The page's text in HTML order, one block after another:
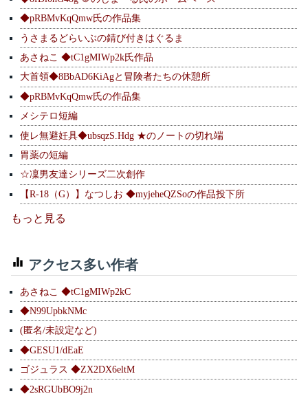
◆pRBMvKqQmw氏の作品集
うさまるどらいぶの錆び付きはぐるま
あさねこ ◆tC1gMIWp2k氏作品
大首領◆8BbAD6KiAgと冒険者たちの休憩所
◆pRBMvKqQmw氏の作品集
メシテロ短編
使レ無避妊具◆ubsqzS.Hdg ★のノートの切れ端
胃薬の短編
☆凜男友達シリーズ二次創作
【R-18（G）】なつしお ◆myjeheQZSoの作品投下所
もっと見る
アクセス多い作者
あさねこ ◆tC1gMIWp2kC
◆N99UpbkNMc
(匿名/未設定など)
◆GESU1/dEaE
ゴジュラス ◆ZX2DX6eltM
◆2sRGUbBO9j2n